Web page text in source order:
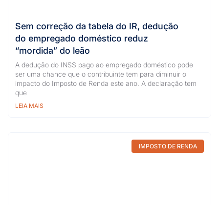
Sem correção da tabela do IR, dedução
do empregado doméstico reduz
“mordida” do leão
A dedução do INSS pago ao empregado doméstico pode
ser uma chance que o contribuinte tem para diminuir o
impacto do Imposto de Renda este ano. A declaração tem
que
LEIA MAIS
IMPOSTO DE RENDA